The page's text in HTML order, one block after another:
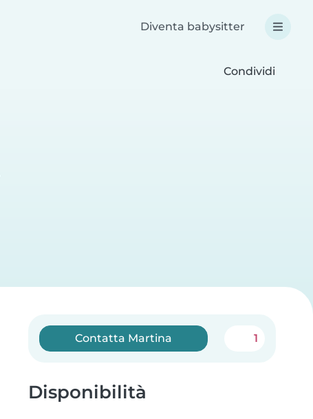
Diventa babysitter
Condividi
Contatta Martina 1
Disponibilità